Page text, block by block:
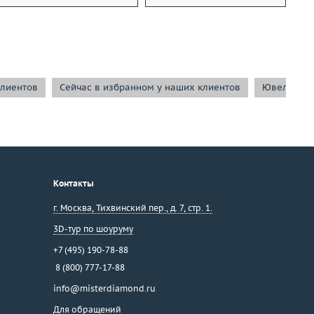
Сейчас в избранном у наших клиентов
Контакты
г. Москва, Тихвинский пер., д. 7, стр. 1.
3D-тур по шоуруму
+7 (495) 190-78-88
8 (800) 777-17-88
info@misterdiamond.ru
Для обращений